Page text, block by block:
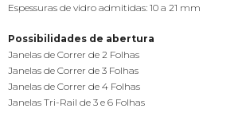
Espessuras de vidro admitidas: 10 a 21 mm
Possibilidades de abertura
Janelas de Correr de 2 Folhas
Janelas de Correr de 3 Folhas
Janelas de Correr de 4 Folhas
Janelas Tri-Rail de 3 e 6 Folhas